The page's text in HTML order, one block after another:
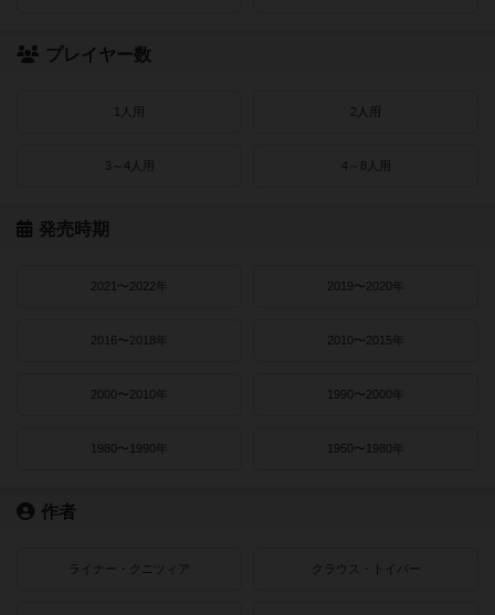
プレイヤー数
1人用 2人用
3～4人用 4～8人用
発売時期
2021〜2022年 2019〜2020年
2016〜2018年 2010〜2015年
2000〜2010年 1990〜2000年
1980〜1990年 1950〜1980年
作者
ライナー・クニツィア クラウス・トイバー